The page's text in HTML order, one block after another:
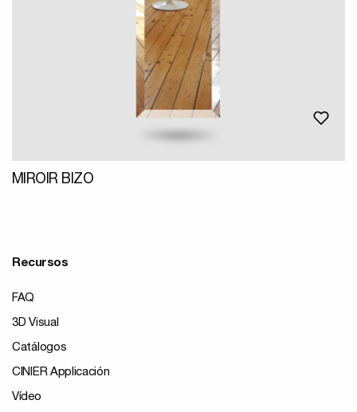
MIROIR BIZO
Recursos
FAQ
3D Visual
Catálogos
CINIER Applicación
Vídeo